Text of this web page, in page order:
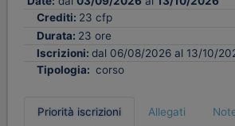
Crediti: 23 cfp
Durata: 23 ore
Iscrizioni: dal 06/08/2026 al 13/10/
Tipologia: corso
Priorità iscrizioni Allegati